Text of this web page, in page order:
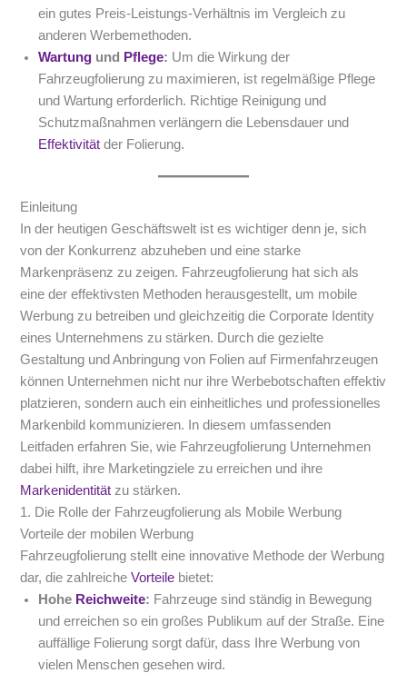
ein gutes Preis-Leistungs-Verhältnis im Vergleich zu
anderen Werbemethoden.
Wartung und Pflege: Um die Wirkung der
Fahrzeugfolierung zu maximieren, ist regelmäßige Pflege
und Wartung erforderlich. Richtige Reinigung und
Schutzmaßnahmen verlängern die Lebensdauer und
Effektivität der Folierung.
Einleitung
In der heutigen Geschäftswelt ist es wichtiger denn je, sich
von der Konkurrenz abzuheben und eine starke
Markenpräsenz zu zeigen. Fahrzeugfolierung hat sich als
eine der effektivsten Methoden herausgestellt, um mobile
Werbung zu betreiben und gleichzeitig die Corporate Identity
eines Unternehmens zu stärken. Durch die gezielte
Gestaltung und Anbringung von Folien auf Firmenfahrzeugen
können Unternehmen nicht nur ihre Werbebotschaften effektiv
platzieren, sondern auch ein einheitliches und professionelles
Markenbild kommunizieren. In diesem umfassenden
Leitfaden erfahren Sie, wie Fahrzeugfolierung Unternehmen
dabei hilft, ihre Marketingziele zu erreichen und ihre
Markenidentität zu stärken.
1. Die Rolle der Fahrzeugfolierung als Mobile Werbung
Vorteile der mobilen Werbung
Fahrzeugfolierung stellt eine innovative Methode der Werbung
dar, die zahlreicheVorteile bietet:
Hohe Reichweite: Fahrzeuge sind ständig in Bewegung
und erreichen so ein großes Publikum auf der Straße. Eine
auffällige Folierung sorgt dafür, dass Ihre Werbung von
vielen Menschen gesehen wird.